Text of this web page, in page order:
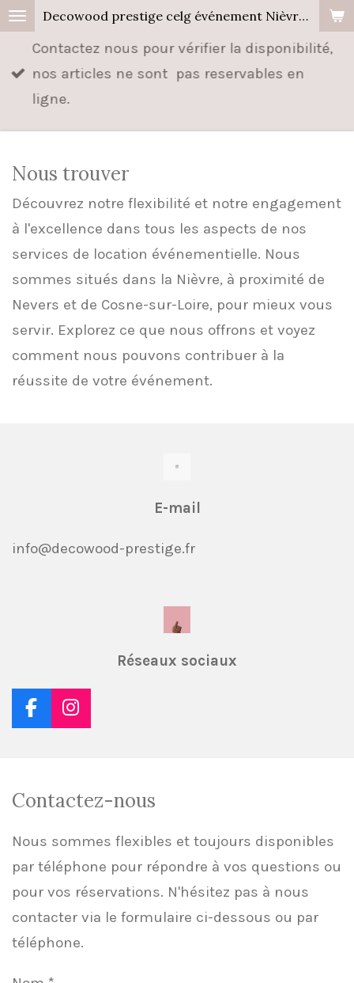
Passer
contenu
principal
Decowood prestige celg événement Nièvre, Cher, Allier.
Contactez nous pour vérifier la disponibilité,
nos articles ne sont pas reservables en
ligne.
Nous trouver
Découvrez notre flexibilité et notre engagement
à l'excellence dans tous les aspects de nos
services de location événementielle. Nous
sommes situés dans la Nièvre, à proximité de
Nevers et de Cosne-sur-Loire, pour mieux vous
servir. Explorez ce que nous offrons et voyez
comment nous pouvons contribuer à la
réussite de votre événement.
E-mail
info@decowood-prestige.fr
Réseaux sociaux
F
a
o
k
I
n
g
a
Contactez-nous
Nous sommes flexibles et toujours disponibles
par téléphone pour répondre à vos questions ou
pour vos réservations. N'hésitez pas à nous
contacter via le formulaire ci-dessous ou par
téléphone.